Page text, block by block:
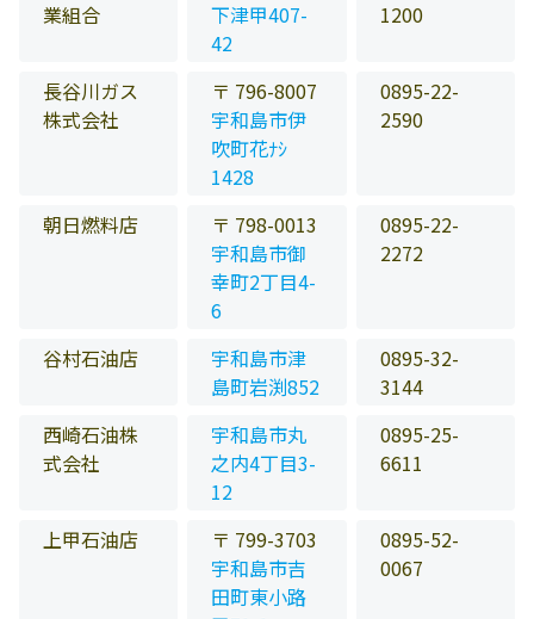
業組合
下津甲407-
42
1200
長谷川ガス
株式会社
〒 796-8007
宇和島市伊
吹町花ﾅｼ
1428
0895-22-
2590
朝日燃料店
〒 798-0013
宇和島市御
幸町2丁目4-
6
0895-22-
2272
谷村石油店
宇和島市津
島町岩渕852
0895-32-
3144
西崎石油株
式会社
宇和島市丸
之内4丁目3-
12
0895-25-
6611
上甲石油店
〒 799-3703
宇和島市吉
田町東小路
0895-52-
0067